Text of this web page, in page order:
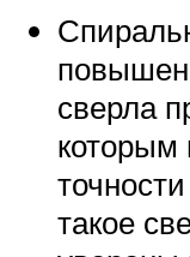
сверла
которым
такое